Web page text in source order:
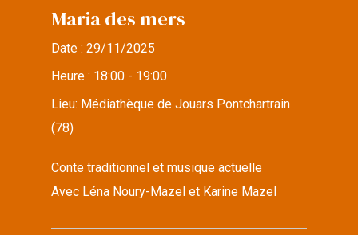
Maria des mers
Date :29/11/2025
Heure : 18:00 - 19:00
Lieu: Médiathèque de Jouars Pontchartrain
(78)
Conte traditionnel et musique actuelle
Avec Léna Noury-Mazel et Karine Mazel